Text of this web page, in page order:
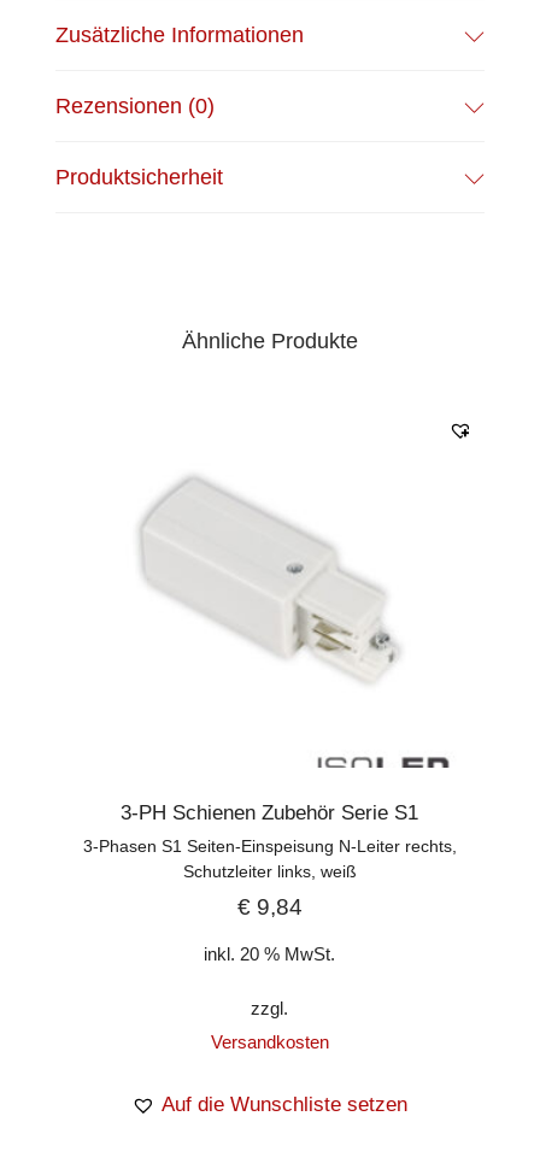
Zusätzliche Informationen
Rezensionen (0)
Produktsicherheit
Ähnliche Produkte
3-PH Schienen Zubehör Serie S1
3-Phasen S1 Seiten-Einspeisung N-Leiter rechts,
Schutzleiter links, weiß
€9,84
inkl. 20 % MwSt.
zzgl.
Versandkosten
Auf die Wunschliste setzen